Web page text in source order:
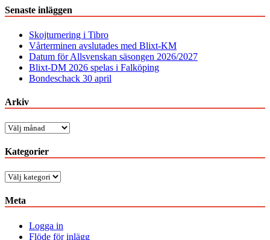
Senaste inläggen
Skojturnering i Tibro
Vårterminen avslutades med Blixt-KM
Datum för Allsvenskan säsongen 2026/2027
Blixt-DM 2026 spelas i Falköping
Bondeschack 30 april
Arkiv
Arkiv
Kategorier
Kategorier
Meta
Logga in
Flöde för inlägg